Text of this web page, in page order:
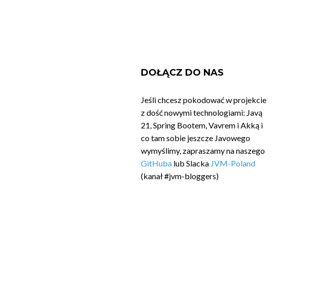
DOŁĄCZ DO NAS
Jeśli chcesz pokodować w projekcie
z dość nowymi technologiami: Javą
21, Spring Bootem, Vavrem i Akką i
co tam sobie jeszcze Javowego
wymyślimy, zapraszamy na naszego
GitHuba lub Slacka JVM-Poland
(kanał #jvm-bloggers)